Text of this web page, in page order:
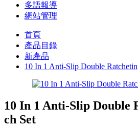
多語報導
網站管理
首頁
產品目錄
新產品
10 In 1 Anti-Slip Double
10 In 1 Anti-Slip Double
ch Set